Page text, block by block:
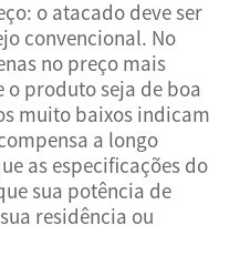
o atacado deve ser
convencional. No
no preço mais
o produto seja de boa
muito baixos indicam
a longo
as especificações do
sua potência de
residência ou